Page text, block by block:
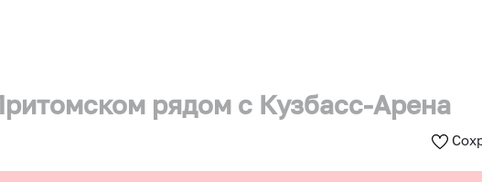
рядом с Кузбасс-Арена